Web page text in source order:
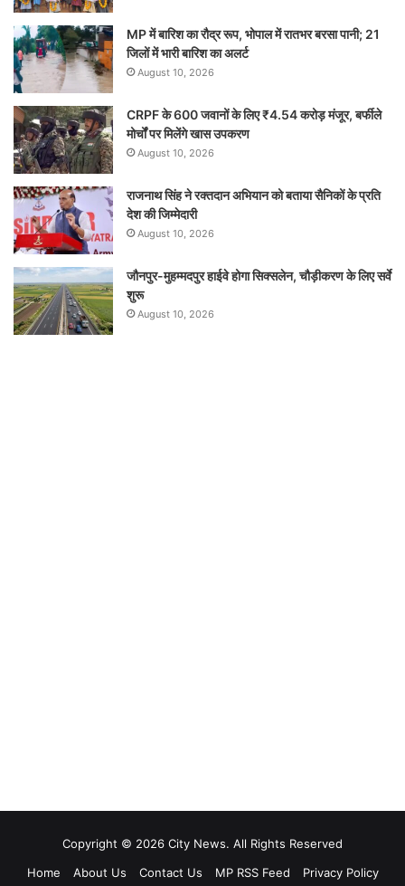
MP में बारिश का रौद्र रूप, भोपाल में रातभर बरसा पानी; 21
जिलों में भारी बारिश का अलर्ट
August 10, 2026
CRPF के 600 जवानों के लिए ₹4.54 करोड़ मंजूर, बर्फीले
मोर्चों पर मिलेंगे खास उपकरण
August 10, 2026
राजनाथ सिंह ने रक्तदान अभियान को बताया सैनिकों के प्रति
देश की जिम्मेदारी
August 10, 2026
जौनपुर-मुहम्मदपुर हाईवे होगा सिक्सलेन, चौड़ीकरण के लिए सर्वे
शुरू
August 10, 2026
Copyright © 2026 City News. All Rights Reserved
Home
About Us Contact Us MP RSS Feed Privacy Policy